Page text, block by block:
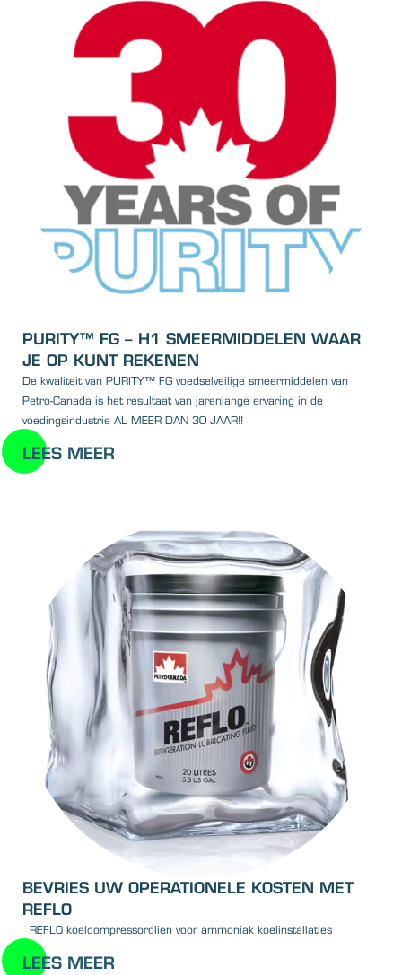
PURITY™ FG – H1 SMEERMIDDELEN WAAR
JE OP KUNT REKENEN
De kwaliteit van PURITY™ FG voedselveilige smeermiddelen van
Petro-Canada is het resultaat van jarenlange ervaring in de
voedingsindustrie AL MEER DAN 30 JAAR!!
LEES MEER
BEVRIES UW OPERATIONELE KOSTEN MET
REFLO
REFLO koelcompressoroliën voor ammoniak koelinstallaties
LEES MEER